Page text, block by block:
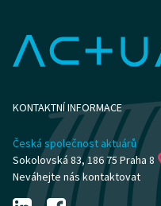
KONTAKTNÍ INFORMACE
Česká společnost aktuárů
Sokolovská 83, 186 75 Praha 8
Neváhejte nás kontaktovat